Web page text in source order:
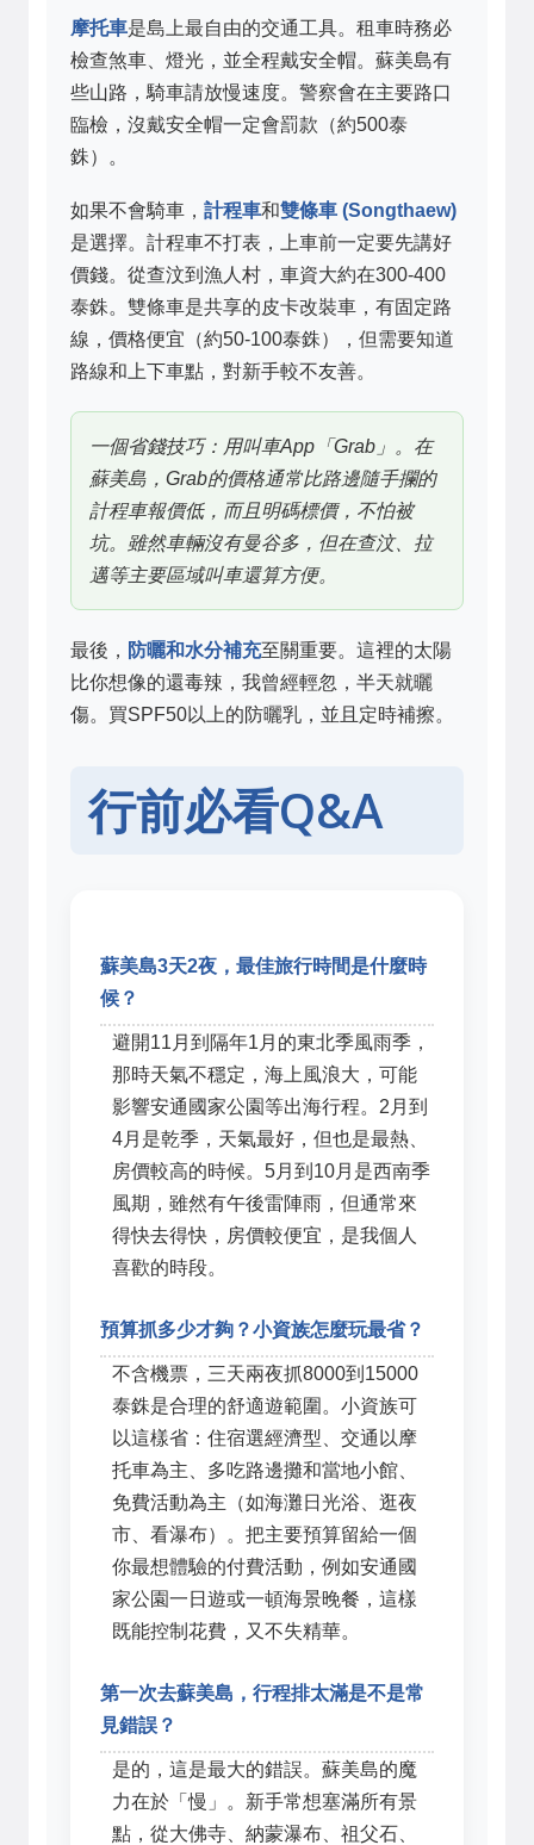
摩托車是島上最自由的交通工具。租車時務必
檢查煞車、燈光，並全程戴安全帽。蘇美島有
些山路，騎車請放慢速度。警察會在主要路口
臨檢，沒戴安全帽一定會罰款（約500泰
銖）。
如果不會騎車， 計程車和雙條車 (Songthaew)
是選擇。計程車不打表，上車前一定要先講好
價錢。從查汶到漁人村，車資大約在300-400
泰銖。雙條車是共享的皮卡改裝車，有固定路
線，價格便宜（約50-100泰銖），但需要知道
路線和上下車點，對新手較不友善。
一個省錢技巧：用叫車App「Grab」。在
蘇美島，Grab的價格通常比路邊隨手攔的
計程車報價低，而且明碼標價，不怕被
坑。雖然車輛沒有曼谷多，但在查汶、拉
邁等主要區域叫車還算方便。
最後， 防曬和水分補充至關重要。這裡的太陽
比你想像的還毒辣，我曾經輕忽，半天就曬
傷。買SPF50以上的防曬乳，並且定時補擦。
行前必看Q&A
蘇美島3天2夜，最佳旅行時間是什麼時
候？
避開11月到隔年1月的東北季風雨季，
那時天氣不穩定，海上風浪大，可能
影響安通國家公園等出海行程。2月到
4月是乾季，天氣最好，但也是最熱、
房價較高的時候。5月到10月是西南季
風期，雖然有午後雷陣雨，但通常來
得快去得快，房價較便宜，是我個人
喜歡的時段。
預算抓多少才夠？小資族怎麼玩最省？
不含機票，三天兩夜抓8000到15000
泰銖是合理的舒適遊範圍。小資族可
以這樣省：住宿選經濟型、交通以摩
托車為主、多吃路邊攤和當地小館、
免費活動為主（如海灘日光浴、逛夜
市、看瀑布）。把主要預算留給一個
你最想體驗的付費活動，例如安通國
家公園一日遊或一頓海景晚餐，這樣
既能控制花費，又不失精華。
第一次去蘇美島，行程排太滿是不是常
見錯誤？
是的，這是最大的錯誤。蘇美島的魔
力在於「慢」。新手常想塞滿所有景
點，從大佛寺、納蒙瀑布、祖父石、